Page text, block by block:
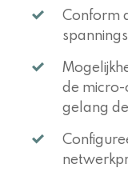
Conform
de
gelang